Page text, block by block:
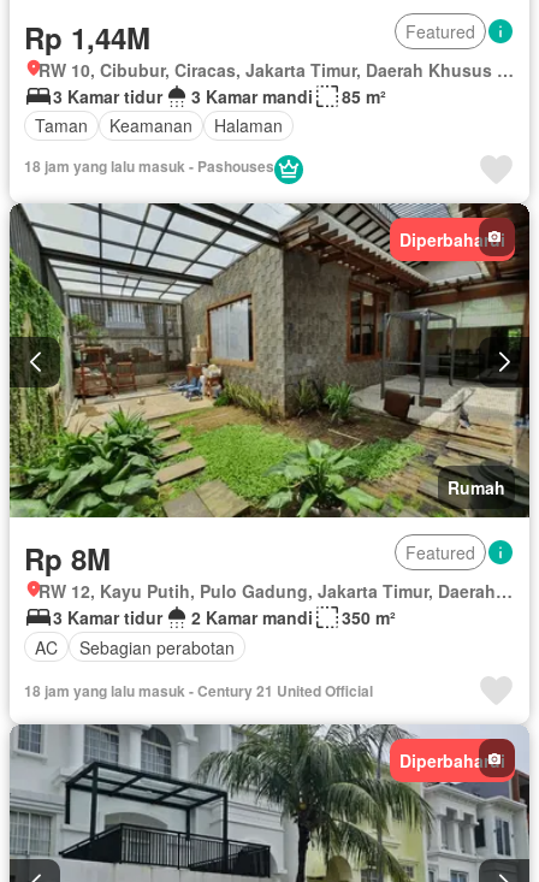
Rp 1,44M
Featured
RW 10, Cibubur, Ciracas, Jakarta Timur, Daerah Khusus Ibukota Jakarta
3 Kamar tidur
3 Kamar mandi
85 m²
Taman
Keamanan Halaman
18 jam yang lalu masuk - Pashouses
Diperbaharui
Rumah
Rp 8M
Featured
RW 12, Kayu Putih, Pulo Gadung, Jakarta Timur, Daerah Khusus Ibukota Jakarta
3 Kamar tidur
2 Kamar mandi
350 m²
AC
Sebagian perabotan
18 jam yang lalu masuk - Century 21 United Official
Diperbaharui